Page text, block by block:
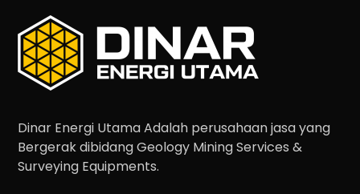
Dinar Energi Utama Adalah perusahaan jasa yang
Bergerak dibidang Geology Mining Services &
Surveying Equipments.